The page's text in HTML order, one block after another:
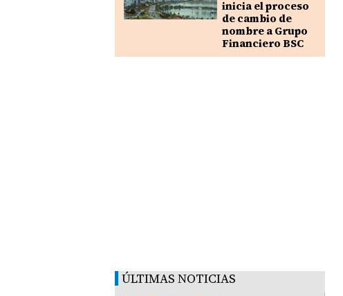
inicia el proceso
de cambio de
nombre a Grupo
Financiero BSC
ÚLTIMAS NOTICIAS